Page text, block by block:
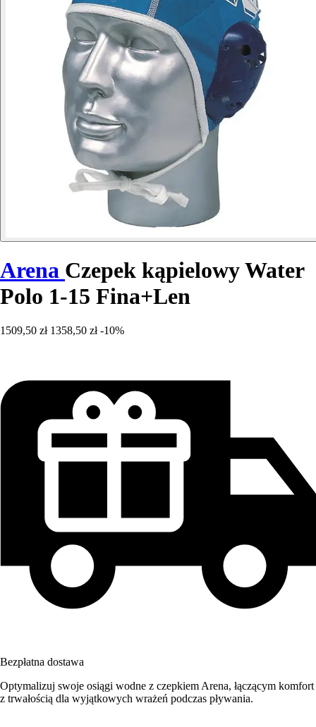
Arena Czepek kąpielowy Water
Polo 1-15 Fina+Len
1509,50 zł 1358,50 zł -10%
Bezpłatna dostawa
Optymalizuj swoje osiągi wodne z czepkiem Arena, łączącym komfort
z trwałością dla wyjątkowych wrażeń podczas pływania.